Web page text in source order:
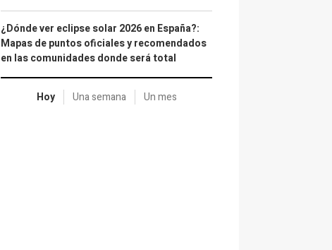
¿Dónde ver eclipse solar 2026 en España?:
Mapas de puntos oficiales y recomendados
en las comunidades donde será total
Hoy Una semana Un mes